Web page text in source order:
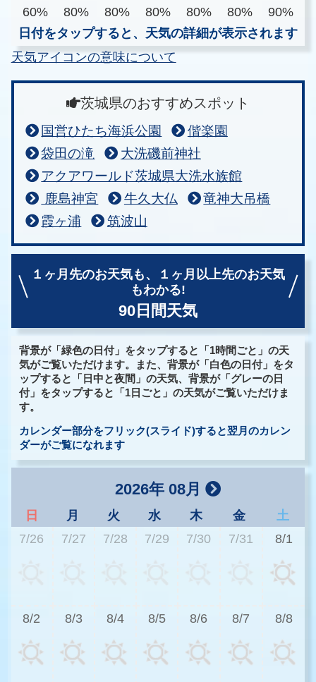
60%
80% 80% 80% 80% 80%
90%
日付をタップすると、天気の詳細が表示されます
天気アイコンの意味について
茨城県のおすすめスポット
国営ひたち海浜公園
偕楽園
袋田の滝
大洗磯前神社
アクアワールド茨城県大洗水族館
鹿島神宮
牛久大仏
竜神大吊橋
霞ヶ浦
筑波山
１ヶ月先のお天気も、
１ヶ月以上先のお天気
もわかる!
90日間天気
背景が「緑色の日付」をタップすると「1時間ごと」の天
気がご覧いただけます。また、背景が「白色の日付」をタ
ップすると「日中と夜間」の天気、背景が「グレーの日
付」をタップすると「1日ごと」の天気がご覧いただけま
す。
カレンダー部分をフリック(スライド)すると翌月のカレン
ダーがご覧になれます
2026年 08月
日 月 火 水 木 金
土
7/26
7/27 7/28 7/29 7/30 7/31 8/1
8/2 8/3 8/4 8/5 8/6 8/7 8/8